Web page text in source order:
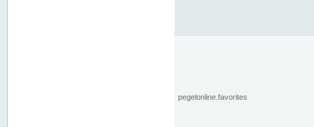
pegelonline.favorites